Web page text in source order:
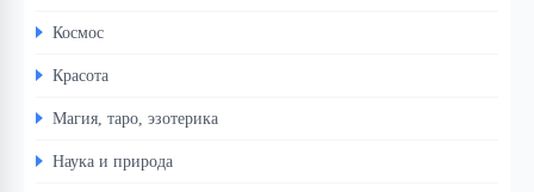
Космос
Красота
Магия, таро, эзотерика
Наука и природа